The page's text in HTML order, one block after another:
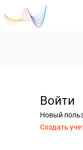
Войти
Новый
Создать